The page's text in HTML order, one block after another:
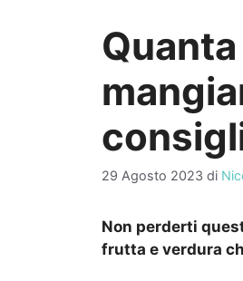
29 Agosto 2023 di
Non perderti
frutta e verdura